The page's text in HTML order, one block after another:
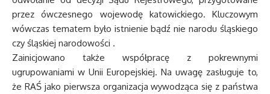
przez ówczesnego wojewodę katowickiego. Kluczowym
wówczas tematem było istnienie bądź nie narodu śląskiego
czy śląskiej narodowości .
Zainicjowano także współpracę z pokrewnymi
ugrupowaniami w Unii Europejskiej. Na uwagę zasługuje to,
że RAŚ jako pierwsza organizacja wywodząca się z państwa